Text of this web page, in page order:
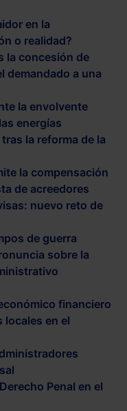
en la
o realidad?
la concesión de
demandado a una
la envolvente
energías
la reforma de la
la compensación
de acreedores
nuevo reto de
de guerra
sobre la
financiero
locales en el
Penal en el